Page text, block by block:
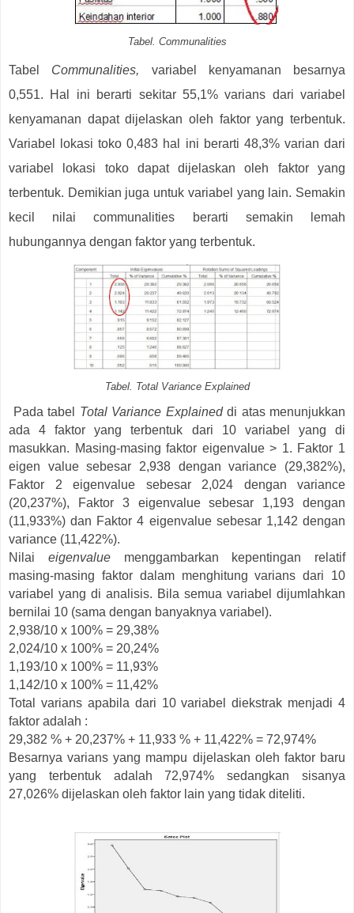
Tabel. Communalities
Tabel Communalities, variabel kenyamanan besarnya
0,551. Hal ini berarti sekitar 55,1% varians dari variabel
kenyamanan dapat dijelaskan oleh faktor yang terbentuk.
Variabel lokasi toko 0,483 hal ini berarti 48,3% varian dari
variabel lokasi toko dapat dijelaskan oleh faktor yang
terbentuk. Demikian juga untuk variabel yang lain. Semakin
kecil nilai communalities berarti semakin lemah
hubungannya dengan faktor yang terbentuk.
Tabel. Total Variance Explained
Pada tabel Total Variance Explained di atas menunjukkan
ada 4 faktor yang terbentuk dari 10 variabel yang di
masukkan. Masing-masing faktor eigenvalue > 1. Faktor 1
eigen value sebesar 2,938 dengan variance (29,382%),
Faktor 2 eigenvalue sebesar 2,024 dengan variance
(20,237%), Faktor 3 eigenvalue sebesar 1,193 dengan
(11,933%) dan Faktor 4 eigenvalue sebesar 1,142 dengan
variance (11,422%).
Nilai eigenvaluemenggambarkan kepentingan relatif
masing-masing faktor dalam menghitung varians dari 10
variabel yang di analisis. Bila semua variabel dijumlahkan
bernilai 10 (sama dengan banyaknya variabel).
2,938/10 x 100% = 29,38%
2,024/10 x 100% = 20,24%
1,193/10 x 100% = 11,93%
1,142/10 x 100% = 11,42%
Total varians apabila dari 10 variabel diekstrak menjadi 4
faktor adalah :
29,382 % + 20,237% + 11,933 % + 11,422% = 72,974%
Besarnya varians yang mampu dijelaskan oleh faktor baru
yang terbentuk adalah 72,974% sedangkan sisanya
27,026% dijelaskan oleh faktor lain yang tidak diteliti.